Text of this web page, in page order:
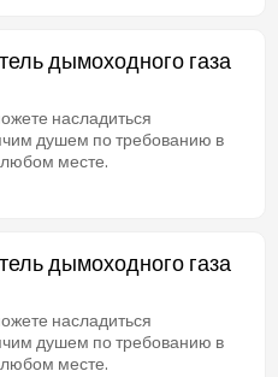
дымоходного газа
насладиться
душем по требованию в
месте.
дымоходного газа
насладиться
душем по требованию в
месте.